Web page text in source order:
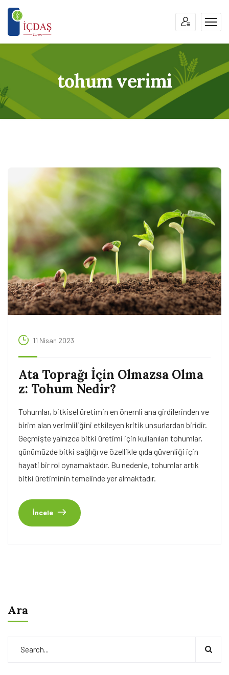
tohum verimi
11 Nisan 2023
Ata Toprağı İçin Olmazsa Olma
z: Tohum Nedir?
Tohumlar, bitkisel üretimin en önemli ana girdilerinden ve
birim alan verimliliğini etkileyen kritik unsurlardan biridir.
Geçmişte yalnızca bitki üretimi için kullanılan tohumlar,
günümüzde bitki sağlığı ve özellikle gıda güvenliği için
hayati bir rol oynamaktadır. Bu nedenle, tohumlar artık
bitki üretiminin temelinde yer almaktadır.
İncele
Ara